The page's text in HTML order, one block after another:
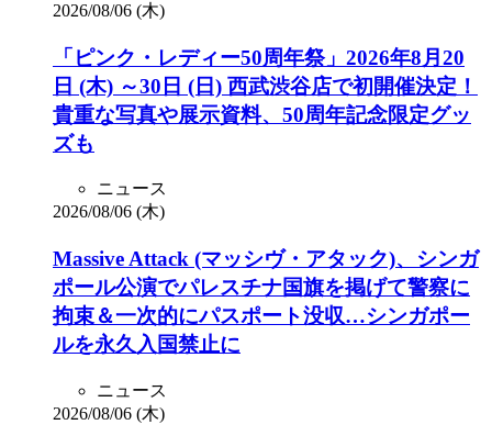
2026/08/06 (木)
「ピンク・レディー50周年祭」2026年8月20
日 (木) ～30日 (日) 西武渋谷店で初開催決定！
貴重な写真や展示資料、50周年記念限定グッ
ズも
ニュース
2026/08/06 (木)
Massive Attack (マッシヴ・アタック)、シンガ
ポール公演でパレスチナ国旗を掲げて警察に
拘束＆一次的にパスポート没収…シンガポー
ルを永久入国禁止に
ニュース
2026/08/06 (木)